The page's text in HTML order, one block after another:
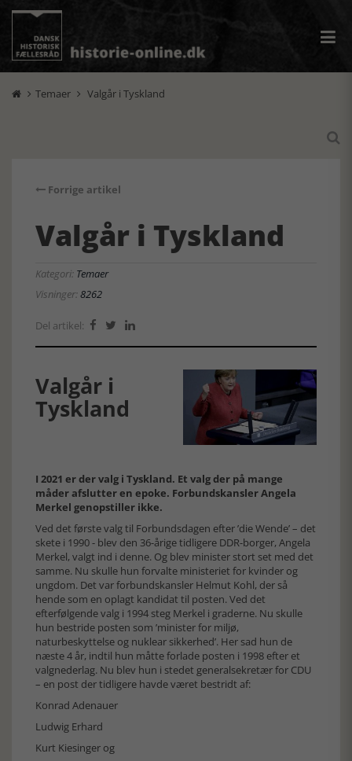
 Temaer  Valgår i Tyskland

Forrige artikel
Valgår i Tyskland
Kategori: Temaer
Visninger:8262
Del artikel:   
Valgår i
Tyskland
I 2021 er der valg i Tyskland. Et valg der på mange
måder afslutter en epoke. Forbundskansler Angela
Merkel genopstiller ikke.
Ved det første valg til Forbundsdagen efter ’die Wende’ – det
skete i 1990 - blev den 36-årige tidligere DDR-borger, Angela
Merkel, valgt ind i denne. Og blev minister stort set med det
samme. Nu skulle hun forvalte ministeriet for kvinder og
ungdom. Det var forbundskansler Helmut Kohl, der så
hende som en oplagt kandidat til posten. Ved det
efterfølgende valg i 1994 steg Merkel i graderne. Nu skulle
hun bestride posten som ’minister for miljø,
naturbeskyttelse og nuklear sikkerhed’. Her sad hun de
næste 4 år, indtil hun måtte forlade posten i 1998 efter et
valgnederlag. Nu blev hun i stedet generalsekretær for CDU
– en post der tidligere havde været bestridt af:
Konrad Adenauer
Ludwig Erhard
Kurt Kiesinger og